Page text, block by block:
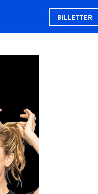
BILLETTER